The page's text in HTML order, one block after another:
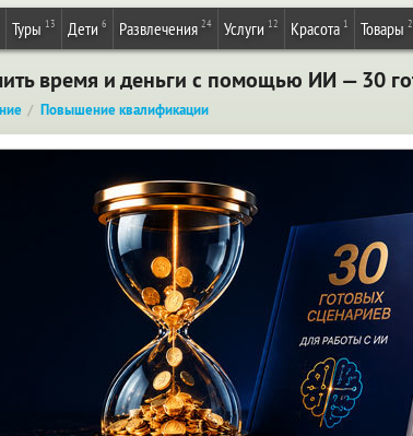
Туры 13 Дети 6 Развлечения 24 Услуги 12 Красота 1 Товары
время и деньги с помощью ИИ — 30
Повышение квалификации